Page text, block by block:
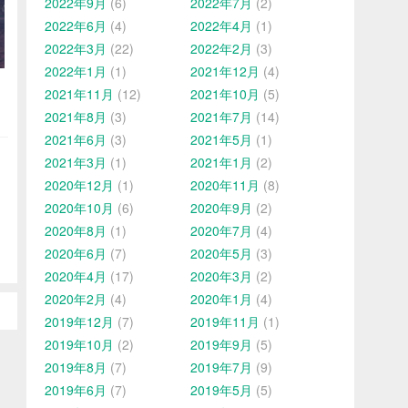
2022年6月 (4) 2022年4月 (1)
2022年3月 (22) 2022年2月 (3)
2022年1月 (1) 2021年12月 (4)
2021年11月 (12) 2021年10月 (5)
2021年8月 (3) 2021年7月 (14)
2021年6月 (3) 2021年5月 (1)
2021年3月 (1) 2021年1月 (2)
2020年12月 (1) 2020年11月 (8)
2020年10月 (6) 2020年9月 (2)
2020年8月 (1) 2020年7月 (4)
2020年6月 (7) 2020年5月 (3)
2020年4月 (17) 2020年3月 (2)
2020年2月 (4) 2020年1月 (4)
2019年12月 (7) 2019年11月 (1)
2019年10月 (2) 2019年9月 (5)
2019年8月 (7) 2019年7月 (9)
2019年6月 (7) 2019年5月 (5)